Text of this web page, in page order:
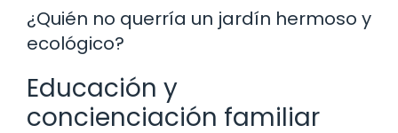
¿Quién no querría un jardín hermoso y
ecológico?
Educación y
concienciación familiar